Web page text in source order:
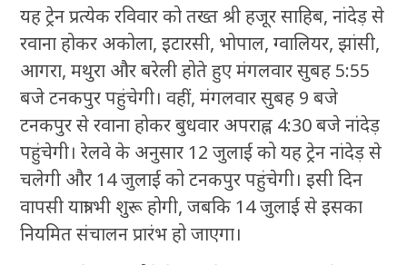
यह ट्रेन प्रत्येक रविवार को तख्त श्री हजूर साहिब, नांदेड़ से
रवाना होकर अकोला, इटारसी, भोपाल, ग्वालियर, झांसी,
आगरा, मथुरा और बरेली होते हुए मंगलवार सुबह 5:55
बजे टनकपुर पहुंचेगी। वहीं, मंगलवार सुबह 9 बजे
टनकपुर से रवाना होकर बुधवार अपराह्न 4:30 बजे नांदेड़
पहुंचेगी। रेलवे के अनुसार 12 जुलाई को यह ट्रेन नांदेड़ से
चलेगी और 14 जुलाई को टनकपुर पहुंचेगी। इसी दिन
वापसी यात्रा भी शुरू होगी, जबकि 14 जुलाई से इसका
नियमित संचालन प्रारंभ हो जाएगा।